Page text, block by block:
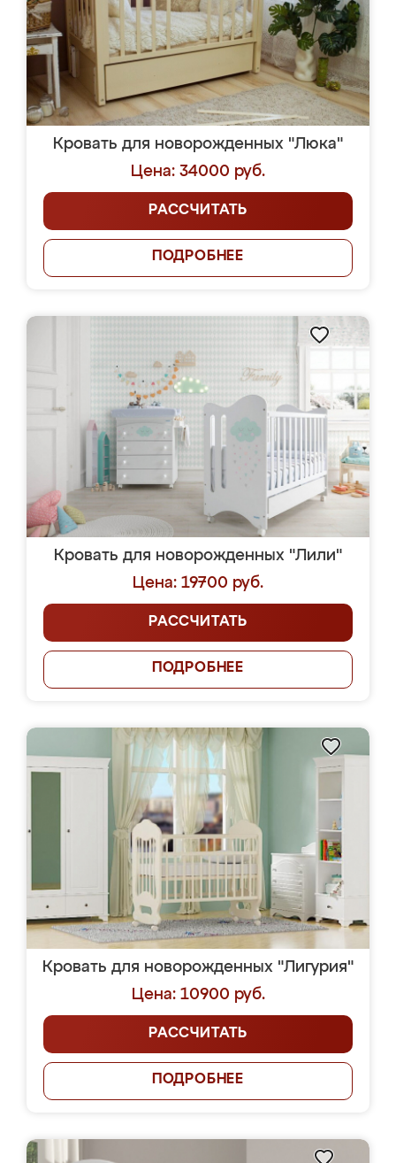
Кровать для новорожденных "Люка"
Цена: 34000 руб.
РАССЧИТАТЬ
ПОДРОБНЕЕ
Кровать для новорожденных "Лили"
Цена: 19700 руб.
РАССЧИТАТЬ
ПОДРОБНЕЕ
Кровать для новорожденных "Лигурия"
Цена: 10900 руб.
РАССЧИТАТЬ
ПОДРОБНЕЕ